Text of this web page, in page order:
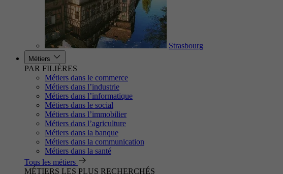
Strasbourg
Métiers
PAR FILIÈRES
Métiers dans le commerce
Métiers dans l’industrie
Métiers dans l’informatique
Métiers dans le social
Métiers dans l’immobilier
Métiers dans l’agriculture
Métiers dans la banque
Métiers dans la communication
Métiers dans la santé
Tous les métiers
MÉTIERS LES PLUS RECHERCHÉS